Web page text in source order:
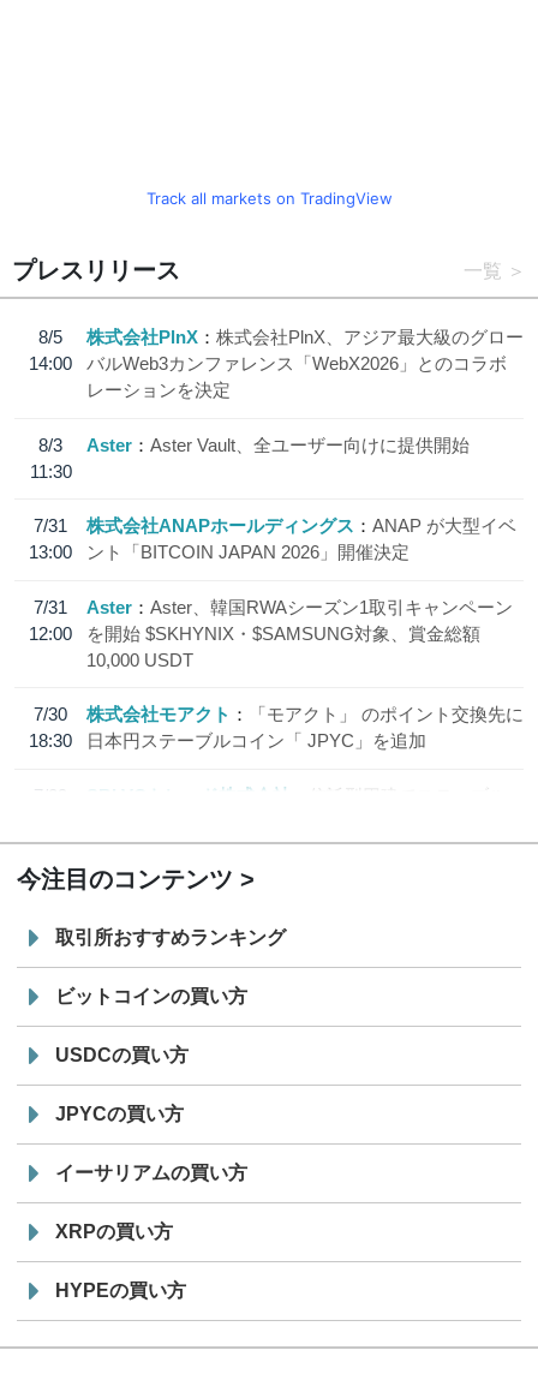
Track all markets on TradingView
プレスリリース 一覧
8/5
14:00
株式会社PlnX
株式会社PlnX、アジア最大級のグロー
バルWeb3カンファレンス「WebX2026」とのコラボ
レーションを決定
8/3
11:30
Aster Aster Vault、全ユーザー向けに提供開始
7/31
13:00
株式会社ANAPホールディングス
ANAP が大型イベ
ント「BITCOIN JAPAN 2026」開催決定
7/31
12:00
Aster
Aster、韓国RWAシーズン1取引キャンペーン
を開始 $SKHYNIX・$SAMSUNG対象、賞金総額
10,000 USDT
7/30
18:30
株式会社モアクト
「モアクト」 のポイント交換先に
日本円ステーブルコイン「 JPYC」を追加
7/29
SBI VCトレード株式会社
信託型円建てステーブル
今注目のコンテンツ
取引所おすすめランキング
ビットコインの買い方
USDCの買い方
JPYCの買い方
イーサリアムの買い方
XRPの買い方
HYPEの買い方